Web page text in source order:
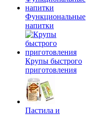
Функциональные
напитки
Крупы быстрого
приготовления
Пастила и